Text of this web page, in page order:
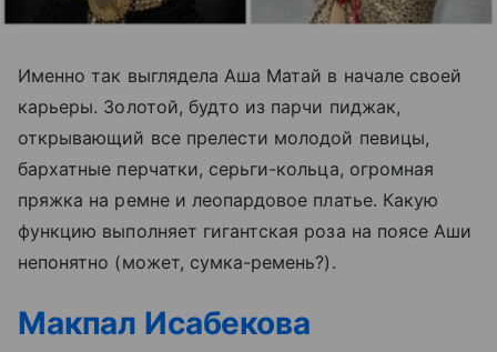
Именно так выглядела Аша Матай в начале своей
карьеры. Золотой, будто из парчи пиджак,
открывающий все прелести молодой певицы,
бархатные перчатки, серьги-кольца, огромная
пряжка на ремне и леопардовое платье. Какую
функцию выполняет гигантская роза на поясе Аши
непонятно (может, сумка-ремень?).
Макпал Исабекова